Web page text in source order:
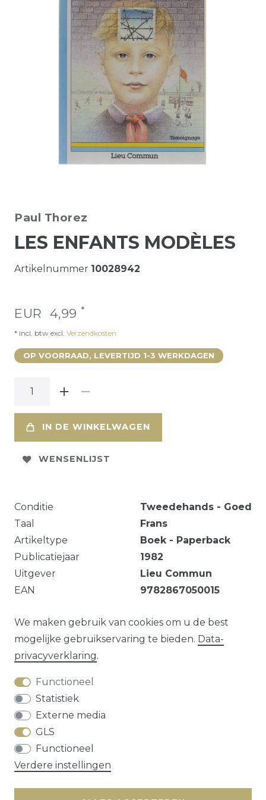
Paul Thorez
LES ENFANTS MODÈLES
Artikelnummer 10028942
EUR 4,99 *
* incl. btw excl. Verzendkosten
OP VOORRAAD, LEVERTIJD 1-3 WERKDAGEN
IN DE WINKELWAGEN
WENSENLIJST
Conditie
Tweedehands - Goed
Taal
Frans
Artikeltype
Boek - Paperback
Publicatiejaar
1982
Uitgever
Lieu Commun
EAN
9782867050015
Livre de bibliothèque.
Vraag over dit artikel?
We maken gebruik van cookies om u de best
mogelijke gebruikservaring te bieden. Data­
privacy­verklaring.
Functioneel
Statistiek
Externe media
GLS
Functioneel
Verdere instellingen